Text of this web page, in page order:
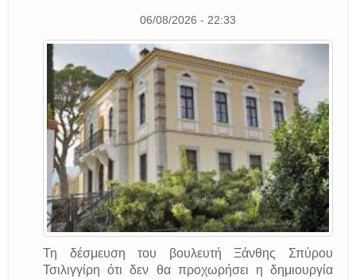
06/08/2026 - 22:33
Τη δέσμευση του βουλευτή Ξάνθης Σπύρου
Τσιλιγγίρη ότι δεν θα προχωρήσει η δημιουργία